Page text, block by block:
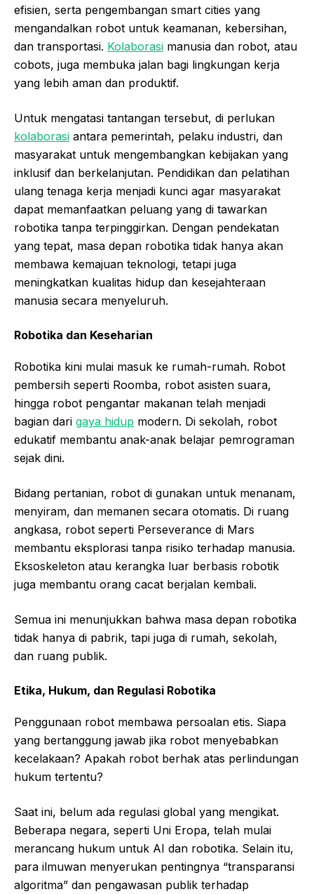
efisien, serta pengembangan smart cities yang
mengandalkan robot untuk keamanan, kebersihan,
dan transportasi. Kolaborasi manusia dan robot, atau
cobots, juga membuka jalan bagi lingkungan kerja
yang lebih aman dan produktif.
Untuk mengatasi tantangan tersebut, di perlukan
kolaborasi antara pemerintah, pelaku industri, dan
masyarakat untuk mengembangkan kebijakan yang
inklusif dan berkelanjutan. Pendidikan dan pelatihan
ulang tenaga kerja menjadi kunci agar masyarakat
dapat memanfaatkan peluang yang di tawarkan
robotika tanpa terpinggirkan. Dengan pendekatan
yang tepat, masa depan robotika tidak hanya akan
membawa kemajuan teknologi, tetapi juga
meningkatkan kualitas hidup dan kesejahteraan
manusia secara menyeluruh.
Robotika dan Keseharian
Robotika kini mulai masuk ke rumah-rumah. Robot
pembersih seperti Roomba, robot asisten suara,
hingga robot pengantar makanan telah menjadi
bagian dari gaya hidup modern. Di sekolah, robot
edukatif membantu anak-anak belajar pemrograman
sejak dini.
Bidang pertanian, robot di gunakan untuk menanam,
menyiram, dan memanen secara otomatis. Di ruang
angkasa, robot seperti Perseverance di Mars
membantu eksplorasi tanpa risiko terhadap manusia.
Eksoskeleton atau kerangka luar berbasis robotik
juga membantu orang cacat berjalan kembali.
Semua ini menunjukkan bahwa masa depan robotika
tidak hanya di pabrik, tapi juga di rumah, sekolah,
dan ruang publik.
Etika, Hukum, dan Regulasi Robotika
Penggunaan robot membawa persoalan etis. Siapa
yang bertanggung jawab jika robot menyebabkan
kecelakaan? Apakah robot berhak atas perlindungan
hukum tertentu?
Saat ini, belum ada regulasi global yang mengikat.
Beberapa negara, seperti Uni Eropa, telah mulai
merancang hukum untuk AI dan robotika. Selain itu,
para ilmuwan menyerukan pentingnya “transparansi
algoritma” dan pengawasan publik terhadap